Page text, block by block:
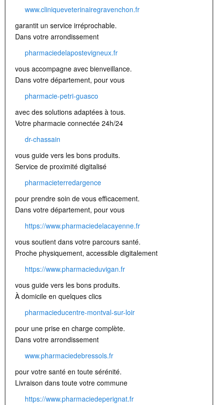
www.cliniqueveterinairegravenchon.fr
garantit un service irréprochable.
Dans votre arrondissement
pharmaciedelapostevigneux.fr
vous accompagne avec bienveillance.
Dans votre département, pour vous
pharmacie-petri-guasco
avec des solutions adaptées à tous.
Votre pharmacie connectée 24h/24
dr-chassain
vous guide vers les bons produits.
Service de proximité digitalisé
pharmacieterredargence
pour prendre soin de vous efficacement.
Dans votre département, pour vous
https://www.pharmaciedelacayenne.fr
vous soutient dans votre parcours santé.
Proche physiquement, accessible digitalement
https://www.pharmacieduvigan.fr
vous guide vers les bons produits.
À domicile en quelques clics
pharmacieducentre-montval-sur-loir
pour une prise en charge complète.
Dans votre arrondissement
www.pharmaciedebressols.fr
pour votre santé en toute sérénité.
Livraison dans toute votre commune
https://www.pharmaciedeperignat.fr